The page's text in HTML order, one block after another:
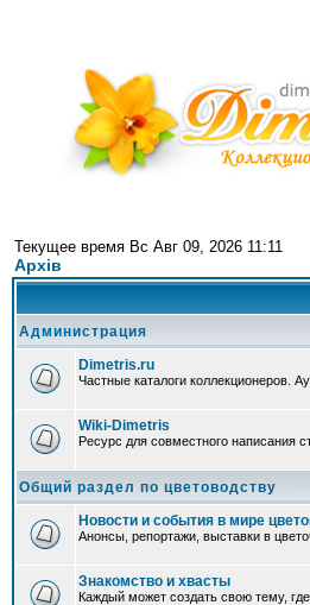
Текущее время Вс Авг 09, 2026 11:11
Архів
Администрация
Dimetris.ru
Частные каталоги коллекционеров.
Wiki-Dimetris
Ресурс для совместного написания
Общий раздел по цветоводству
Новости и события в мире
Анонсы, репортажи, выставки в
Знакомство и хвасты
Каждый может создать свою тему,